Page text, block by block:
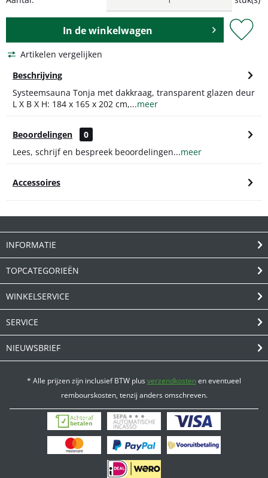
In dewinkelwagen
Artikelen vergelijken
Beschrijving
Systeemsauna Tonja met dakkraag, transparent glazen deur
L X B X H: 184 x 165 x 202 cm,...meer
Beoordelingen
0
Lees, schrijf en bespreek beoordelingen...meer
Accessoires
INFORMATIE
TOPCATEGORIEËN
WINKELSERVICE
SERVICE
NIEUWSBRIEF
* Alle prijzen zijn inclusief BTW plusverzendkostenen eventueel
rembourskosten, tenzij anders omschreven.